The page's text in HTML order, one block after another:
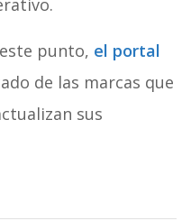
punto, el portal
de las marcas que
sus